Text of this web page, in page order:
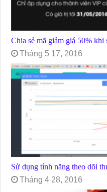
Chia sẻ mã giảm giá 50%
Tháng 5 17, 2016
Sử dụng tính năng theo dõi
Tháng 4 28, 2016